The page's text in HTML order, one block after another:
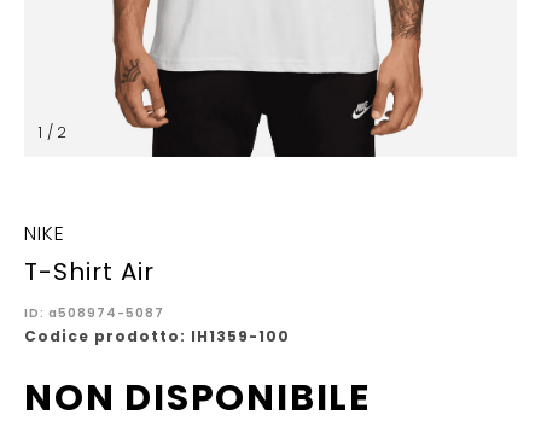
1 / 2
NIKE
T-Shirt Air
ID: a508974-5087
Codice prodotto: IH1359-100
NON DISPONIBILE